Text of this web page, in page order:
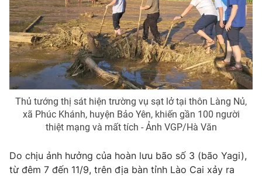
Sản phẩm
Thị trường
Tư vấn
Lịch phát sóng
Chuyên mục khác
Emagazine Podcast
Infographic
Video Shorts video
Thủ tướng thị sát hiện trường vụ sạt lở tại thôn Làng Nủ,
xã Phúc Khánh, huyện Bảo Yên, khiến gần 100 người
thiệt mạng và mất tích - Ảnh VGP/Hà Văn
Do chịu ảnh hưởng của hoàn lưu bão số 3 (bão Yagi),
từ đêm 7 đến 11/9, trên địa bàn tỉnh Lào Cai xảy ra